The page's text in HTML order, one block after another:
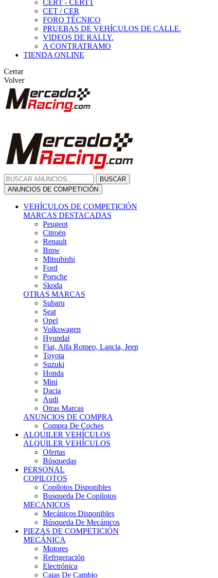
CERT - CERTT
CET / CER
FORO TÉCNICO
PRUEBAS DE VEHÍCULOS DE CALLE.
VIDEOS DE RALLY.
A CONTRATRAMO
TIENDA ONLINE
Cerrar
Volver
BUSCAR
ANUNCIOS DE COMPETICIÓN
VEHÍCULOS DE COMPETICIÓN
MARCAS DESTACADAS
Peugeot
Citroën
Renault
Bmw
Mitsubishi
Ford
Porsche
Skoda
OTRAS MARCAS
Subaru
Seat
Opel
Volkswagen
Hyundai
Fiat, Alfa Romeo, Lancia, Jeep
Toyota
Suzuki
Honda
Mini
Dacia
Audi
Otras Marcas
ANUNCIOS DE COMPRA
Compra De Coches
ALQUILER VEHÍCULOS
ALQUILER VEHÍCULOS
Ofertas
Búsquedas
PERSONAL
COPILOTOS
Copilotos Disponibles
Busqueda De Copilotos
MECANICOS
Mecánicos Disponibles
Búsqueda De Mecánicos
PIEZAS DE COMPETICIÓN
MECÁNICA
Motores
Refrigeración
Electrónica
Cajas De Cambio
Sistemas De Escape